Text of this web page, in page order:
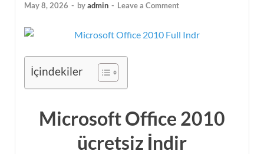
May 8, 2026 - byadmin - Leave a Comment
İçindekiler
Microsoft Office 2010
ücretsiz İndir